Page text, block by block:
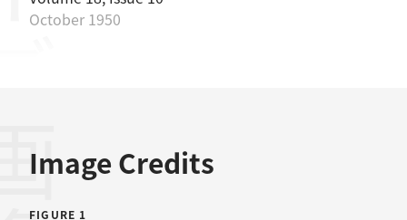
October 1950
Image Credits
FIGURE 1